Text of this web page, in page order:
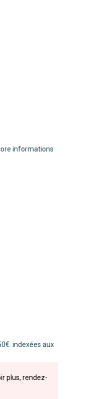
informations
indexées aux
plus, rendez-